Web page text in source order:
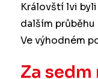
Královští lvi
dalším
Ve výhodném
Za